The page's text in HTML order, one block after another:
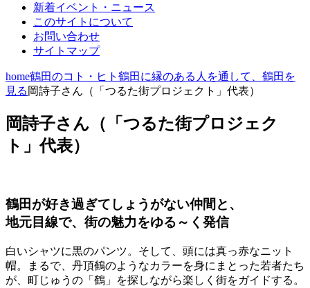
新着イベント・ニュース
このサイトについて
お問い合わせ
サイトマップ
home鶴田のコト・ヒト 鶴田に縁のある人を通して、鶴田を
見る 岡詩子さん（「つるた街プロジェクト」代表）
岡詩子さん（「つるた街プロジェク
ト」代表）
鶴田が好き過ぎてしょうがない仲間と、
地元目線で、街の魅力をゆる～く発信
白いシャツに黒のパンツ。そして、頭には真っ赤なニット
帽。まるで、丹頂鶴のようなカラーを身にまとった若者たち
が、町じゅうの「鶴」を探しながら楽しく街をガイドする。